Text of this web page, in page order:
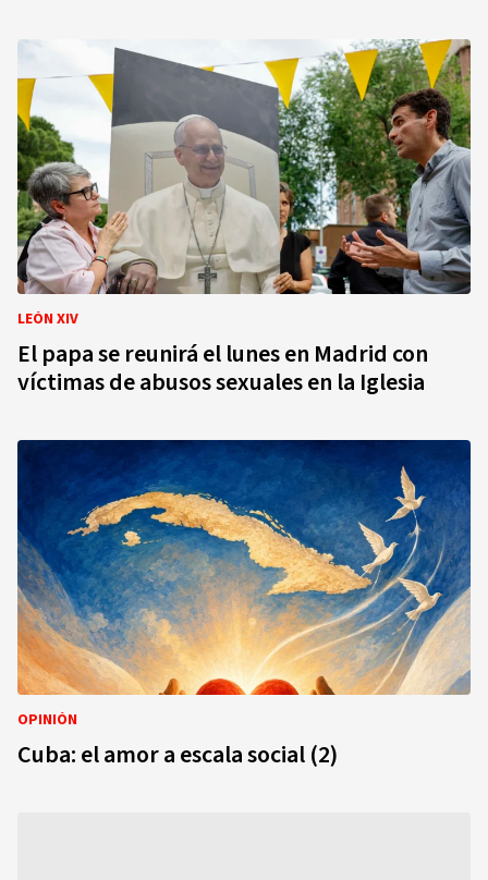
LEÓN XIV
El papa se reunirá el lunes en Madrid con
víctimas de abusos sexuales en la Iglesia
OPINIÓN
Cuba: el amor a escala social (2)